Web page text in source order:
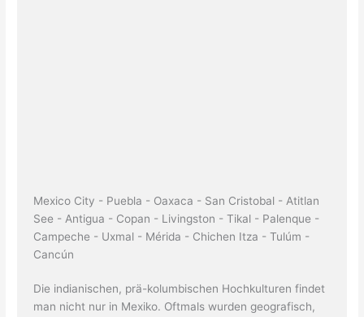
Mexico City - Puebla - Oaxaca - San Cristobal - Atitlan
See - Antigua - Copan - Livingston - Tikal - Palenque -
Campeche - Uxmal - Mérida - Chichen Itza - Tulúm -
Cancún
Die indianischen, prä-kolumbischen Hochkulturen findet
man nicht nur in Mexiko. Oftmals wurden geografisch,